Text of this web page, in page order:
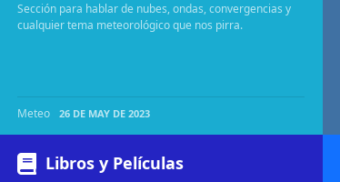
Sección para hablar de nubes, ondas, convergencias y
cualquier tema meteorológico que nos pirra.
Meteo 26 DE MAY DE 2023
Libros y Películas